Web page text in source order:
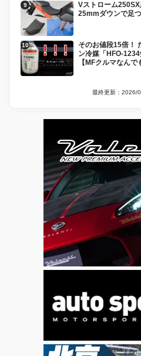
Vストローム
25mmダウンで足
そのお値段15倍！
ン冷媒「HFO-
【MFクルマなん
最終更新：2026/